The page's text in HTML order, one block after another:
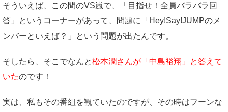
そういえば、この間のVS嵐で、「目指せ！全員バラバラ回
答」というコーナーがあって、問題に「Hey!Say!JUMPのメ
ンバーといえば？」という問題が出たんです。
そしたら、そこでなんと松本潤さんが「中島裕翔」と答えて
いたのです！
実は、私もその番組を観ていたのですが、その時はフーンな